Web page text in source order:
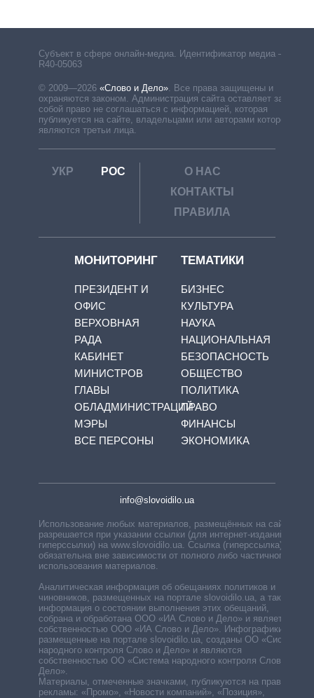
Субъект в сфере онлайн-медиа. Идентификатор медиа –
R40-05063
© 2009—2026 «Слово и Дело» Все права защищены и
охраняются законом. Администрация сайта оставляет за
собой право не соглашаться с информацией, которая
публикуется на сайте, владельцами или авторами которой
являются третьи лица.
УКР РОС
О НАС
КОНТАКТЫ
ПРАВИЛА
МОНИТОРИНГ
ПРЕЗИДЕНТ И
ОФИС
ВЕРХОВНАЯ
РАДА
КАБИНЕТ
МИНИСТРОВ
ГЛАВЫ
ОБЛАДМИНИСТРАЦИЙ
МЭРЫ
ВСЕ ПЕРСОНЫ
ТЕМАТИКИ
БИЗНЕС
КУЛЬТУРА
НАУКА
НАЦИОНАЛЬНАЯ
БЕЗОПАСНОСТЬ
ОБЩЕСТВО
ПОЛИТИКА
ПРАВО
ФИНАНСЫ
ЭКОНОМИКА
info@slovoidilo.ua
Использование любых материалов, размещённых на сайте,
разрешается при указании ссылки (для интернет-изданий —
гиперссылки) на www.slovoidilo.ua. Ссылка (гиперссылка)
обязательна вне зависимости от полного либо частичного
использования материалов.
Аналитическая информация об обещаниях политиков и
чиновников, размещенных на портале slovoidilo.ua, а также
информация о состоянии выполнения этих обещаний,
собрана и обработана ООО «ИА Слово и Дело» и является
собственностью ООО «ИА Слово и Дело». Инфографики,
размещенные на портале slovoidilo.ua, созданы ОО «Система
народного контроля Слово и Дело» и являются
собственностью ОО «Система народного контроля Слово и
Дело».
Материалы, отмеченные значками, публикуются на правах
рекламы: «Промо», «Новости компаний», «Позиция»,